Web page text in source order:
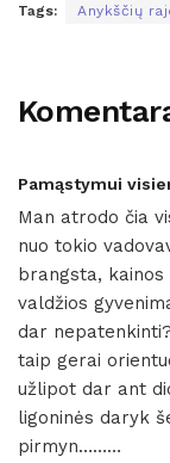
Tags: Anykščių
Pamąstymui
Man atrodo čia
nuo tokio
brangsta, kainos
valdžios
dar
taip gerai
užlipot dar ant
ligoninės daryk
pirmyn………